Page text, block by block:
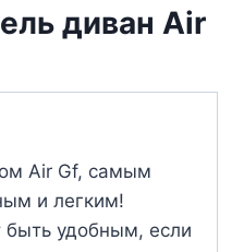
диван Air
Air Gf, самым
и легким!
удобным, если